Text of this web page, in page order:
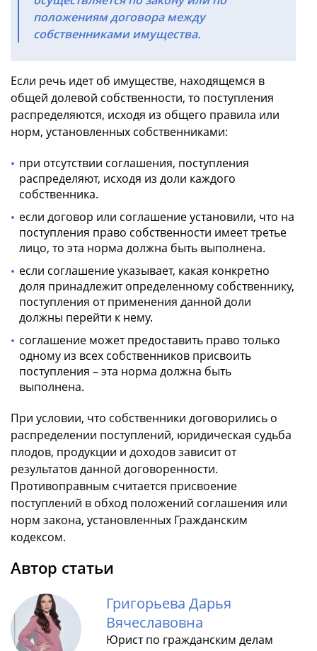
положениям договора между
собственниками имущества.
Если речь идет об имуществе, находящемся в
общей долевой собственности, то поступления
распределяются, исходя из общего правила или
норм, установленных собственниками:
при отсутствии соглашения, поступления
распределяют, исходя из доли каждого
собственника.
если договор или соглашение установили, что на
поступления право собственности имеет третье
лицо, то эта норма должна быть выполнена.
если соглашение указывает, какая конкретно
доля принадлежит определенному собственнику,
поступления от применения данной доли
должны перейти к нему.
соглашение может предоставить право только
одному из всех собственников присвоить
поступления – эта норма должна быть
выполнена.
При условии, что собственники договорились о
распределении поступлений, юридическая судьба
плодов, продукции и доходов зависит от
результатов данной договоренности.
Противоправным считается присвоение
поступлений в обход положений соглашения или
норм закона, установленных Гражданским
кодексом.
Автор статьи
Григорьева Дарья
Вячеславовна
Юрист по гражданским делам